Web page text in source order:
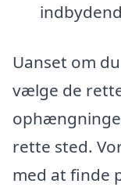
Uanset om
vælge de
rette sted.
med at finde